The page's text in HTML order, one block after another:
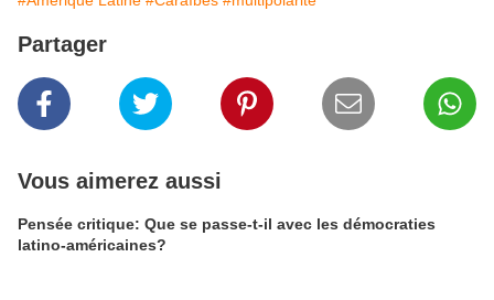
Partager
Vous aimerez aussi
Pensée critique: Que se passe-t-il avec les démocraties
latino-américaines?